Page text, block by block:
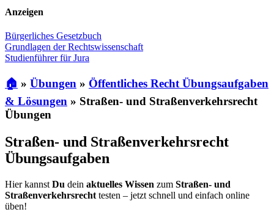
Anzeigen
Bürgerliches Gesetzbuch
Grundlagen der Rechtswissenschaft
Studienführer für Jura
🏠 » Übungen » Öffentliches Recht Übungsaufgaben
& Lösungen » Straßen- und Straßenverkehrsrecht
Übungen
Straßen- und Straßenverkehrsrecht
Übungsaufgaben
Hier kannst Du dein aktuelles Wissen zum Straßen- und
Straßenverkehrsrecht testen – jetzt schnell und einfach online
üben!